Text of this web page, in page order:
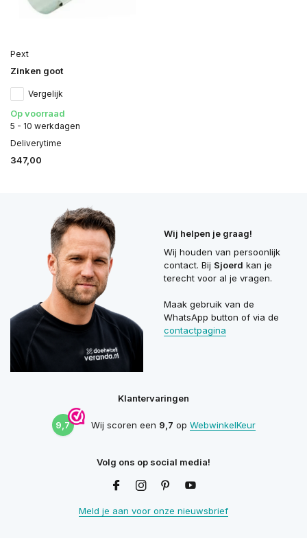
Pext
Zinken goot
Vergelijk
Op voorraad
5 - 10 werkdagen
Deliverytime
347,00
Wij helpen je graag!
Wij houden van persoonlijk
contact. Bij Sjoerd kan je
terecht voor al je vragen.
Maak gebruik van de
WhatsApp button of via de
contactpagina
Klantervaringen
9,7 Wij scoren een 9,7 op WebwinkelKeur
Volg ons op social media!
Meld je aan voor onze nieuwsbrief